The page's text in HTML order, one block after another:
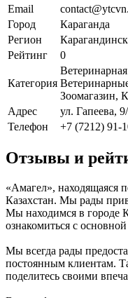
Email
Город
Караганда
Регион
Рейтинг
0
Категория
Зоомагазин,
Адрес
ул. Гапеева,
Телефон
+7 (7212) 91-
Отзывы и
«Амагел», находящаяся
Казахстан. Мы рады
Мы находимся в городе
ознакомиться с
Мы всегда рады
постоянным клиентам.
поделитесь своими